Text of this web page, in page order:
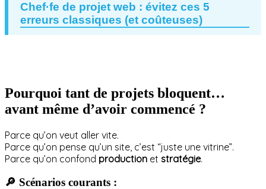
Chef·fe de projet web : évitez ces 5
erreurs classiques (et coûteuses)
Pourquoi tant de projets bloquent…
avant même d’avoir commencé ?
Parce qu’on veut aller vite.
Parce qu’on pense qu’un site, c’est “juste une vitrine”.
Parce qu’on confond production et stratégie.
🔎 Scénarios courants :